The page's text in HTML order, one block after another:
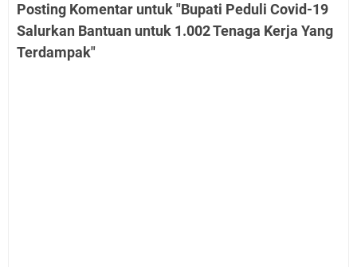
Posting Komentar untuk "Bupati Peduli Covid-19
Salurkan Bantuan untuk 1.002 Tenaga Kerja Yang
Terdampak"